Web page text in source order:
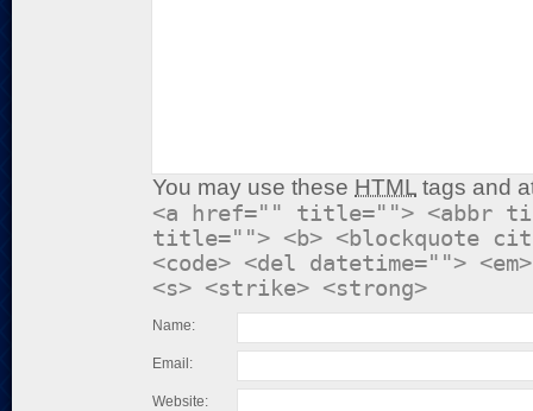
You may use these HTML tags and
<a href="" title=""> <abbr
title=""> <b> <blockquote
<code> <del datetime="">
<s> <strike> <strong>
Name:
Email:
Website: